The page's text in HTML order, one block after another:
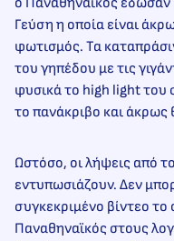
Γεύση η οποία είναι
φωτισμός. Τα
του γηπέδου με τις
φυσικά το high light του
το πανάκριβο και άκρως
Ωστόσο, οι λήψεις από
εντυπωσιάζουν. Δεν
συγκεκριμένο βίντεο
Παναθηναϊκός στους